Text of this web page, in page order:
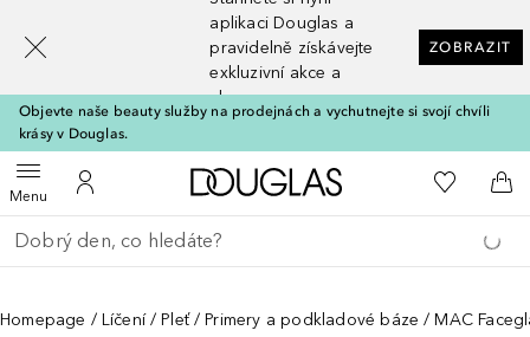
aplikaci Douglas a
pravidelně získávejte
exkluzivní akce a
slevy
ZOBRAZIT
Objevte naše beauty služby na prodejnách a vychutnejte si svojí chvíli
krásy v Douglas.
MenuOtevřít menuK mému účtu
Domů K mému
Do
Vraťte se
Proveďte vyhledávání
Homepage Líčení Pleť Primery a podkladové báze MAC
[navigation.slideout.screenreader]